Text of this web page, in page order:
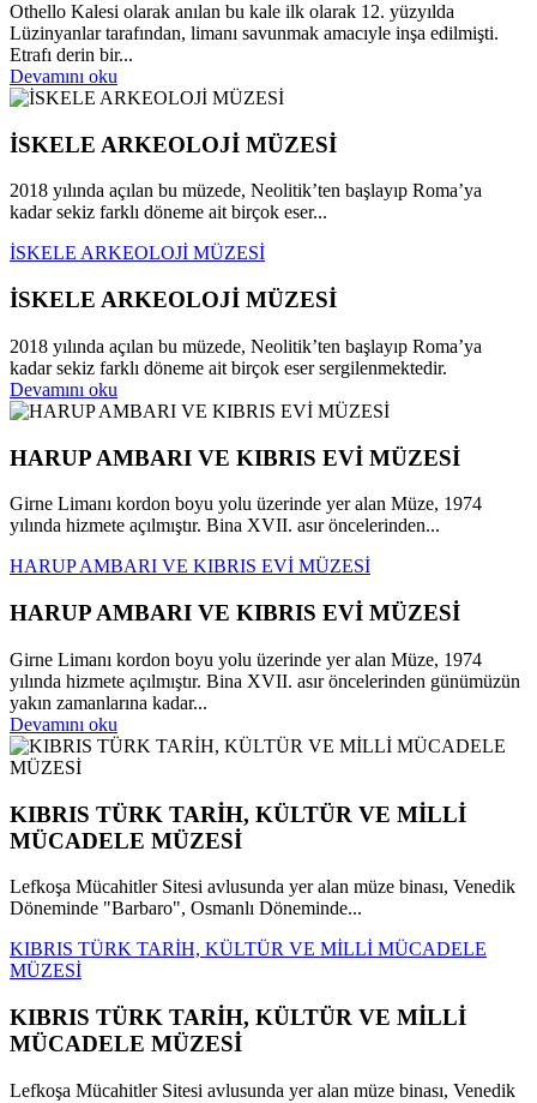
Othello Kalesi olarak anılan bu kale ilk olarak 12. yüzyılda
Lüzinyanlar tarafından, limanı savunmak amacıyle inşa edilmişti.
Etrafı derin bir...
Devamını oku
İSKELE ARKEOLOJİ MÜZESİ
2018 yılında açılan bu müzede, Neolitik’ten başlayıp Roma’ya
kadar sekiz farklı döneme ait birçok eser...
İSKELE ARKEOLOJİ MÜZESİ
İSKELE ARKEOLOJİ MÜZESİ
2018 yılında açılan bu müzede, Neolitik’ten başlayıp Roma’ya
kadar sekiz farklı döneme ait birçok eser sergilenmektedir.
Devamını oku
HARUP AMBARI VE KIBRIS EVİ MÜZESİ
Girne Limanı kordon boyu yolu üzerinde yer alan Müze, 1974
yılında hizmete açılmıştır. Bina XVII. asır öncelerinden...
HARUP AMBARI VE KIBRIS EVİ MÜZESİ
HARUP AMBARI VE KIBRIS EVİ MÜZESİ
Girne Limanı kordon boyu yolu üzerinde yer alan Müze, 1974
yılında hizmete açılmıştır. Bina XVII. asır öncelerinden günümüzün
yakın zamanlarına kadar...
Devamını oku
KIBRIS TÜRK TARİH, KÜLTÜR VE MİLLİ
MÜCADELE MÜZESİ
Lefkoşa Mücahitler Sitesi avlusunda yer alan müze binası, Venedik
Döneminde "Barbaro", Osmanlı Döneminde...
KIBRIS TÜRK TARİH, KÜLTÜR VE MİLLİ MÜCADELE
MÜZESİ
KIBRIS TÜRK TARİH, KÜLTÜR VE MİLLİ
MÜCADELE MÜZESİ
Lefkoşa Mücahitler Sitesi avlusunda yer alan müze binası, Venedik